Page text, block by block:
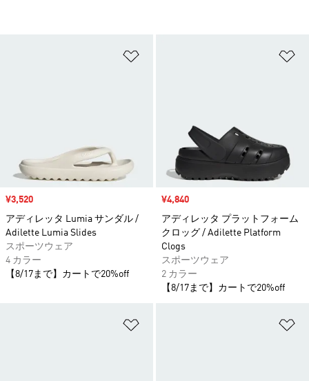
セール価格
¥3,520
アディレッタ Lumia サンダル /
Adilette Lumia Slides
スポーツウェア
4 カラー
【8/17まで】カートで20%off
セール価格
¥4,840
アディレッタ プラットフォーム
クロッグ / Adilette Platform
Clogs
スポーツウェア
2 カラー
【8/17まで】カートで20%off